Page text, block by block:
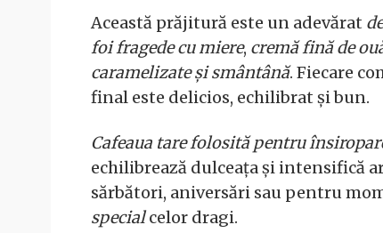
Această prăjitură este un adevărat
foi fragede cu miere, cremă fină de
caramelizate și smântână. Fiecare
final este delicios, echilibrat și bun.
Cafeaua tare folosită pentru
echilibrează dulceața și intensifică
sărbători, aniversări sau pentru
specialcelor dragi.